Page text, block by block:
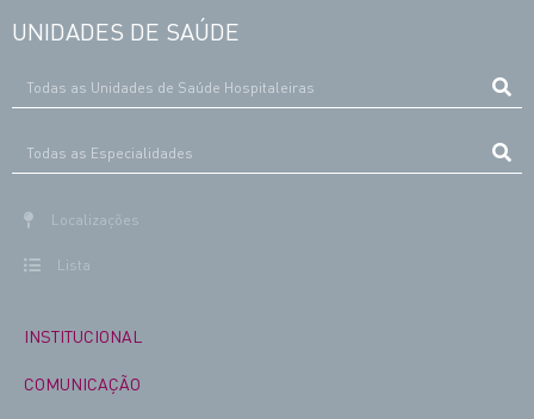
UNIDADES DE SAÚDE
Localizações
Lista
INSTITUCIONAL
COMUNICAÇÃO